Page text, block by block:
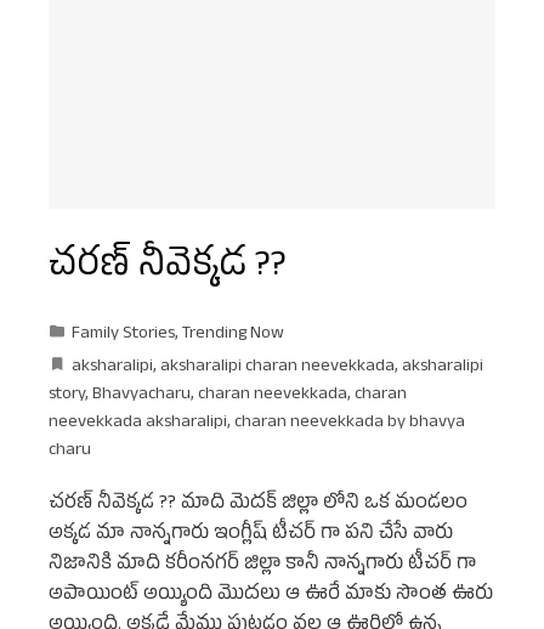
చరణ్ నీవెక్కడ ??
Family Stories,Trending Now
aksharalipi, aksharalipi charan neevekkada, aksharalipi
story,Bhavyacharu,charan neevekkada,charan
neevekkada aksharalipi,charan neevekkada by bhavya
charu
చరణ్ నీవెక్కడ ?? మాది మెదక్ జిల్లా లోని ఒక మండలం
అక్కడ మా నాన్నగారు ఇంగ్లీష్ టీచర్ గా పని చేసే వారు
నిజానికి మాది కరీంనగర్ జిల్లా కానీ నాన్నగారు టీచర్ గా
అపాయింట్ అయ్యింది మొదలు ఆ ఊరే మాకు సొంత ఊరు